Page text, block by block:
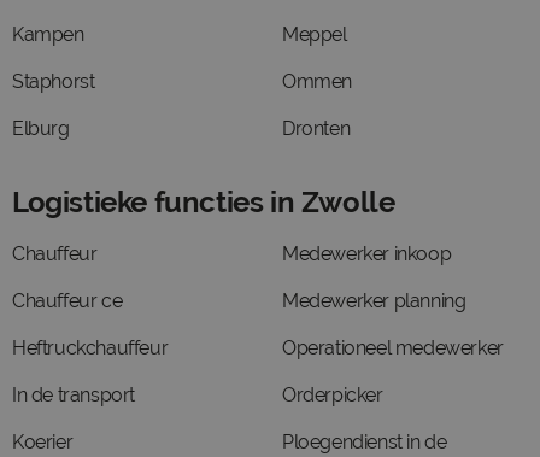
Kampen
Staphorst
Elburg
Meppel
Ommen
Dronten
Logistieke functies in Zwolle
Chauffeur
Chauffeur ce
Heftruckchauffeur
In de transport
Koerier
Medewerker inkoop
Medewerker planning
Operationeel medewerker
Orderpicker
Ploegendienst in de